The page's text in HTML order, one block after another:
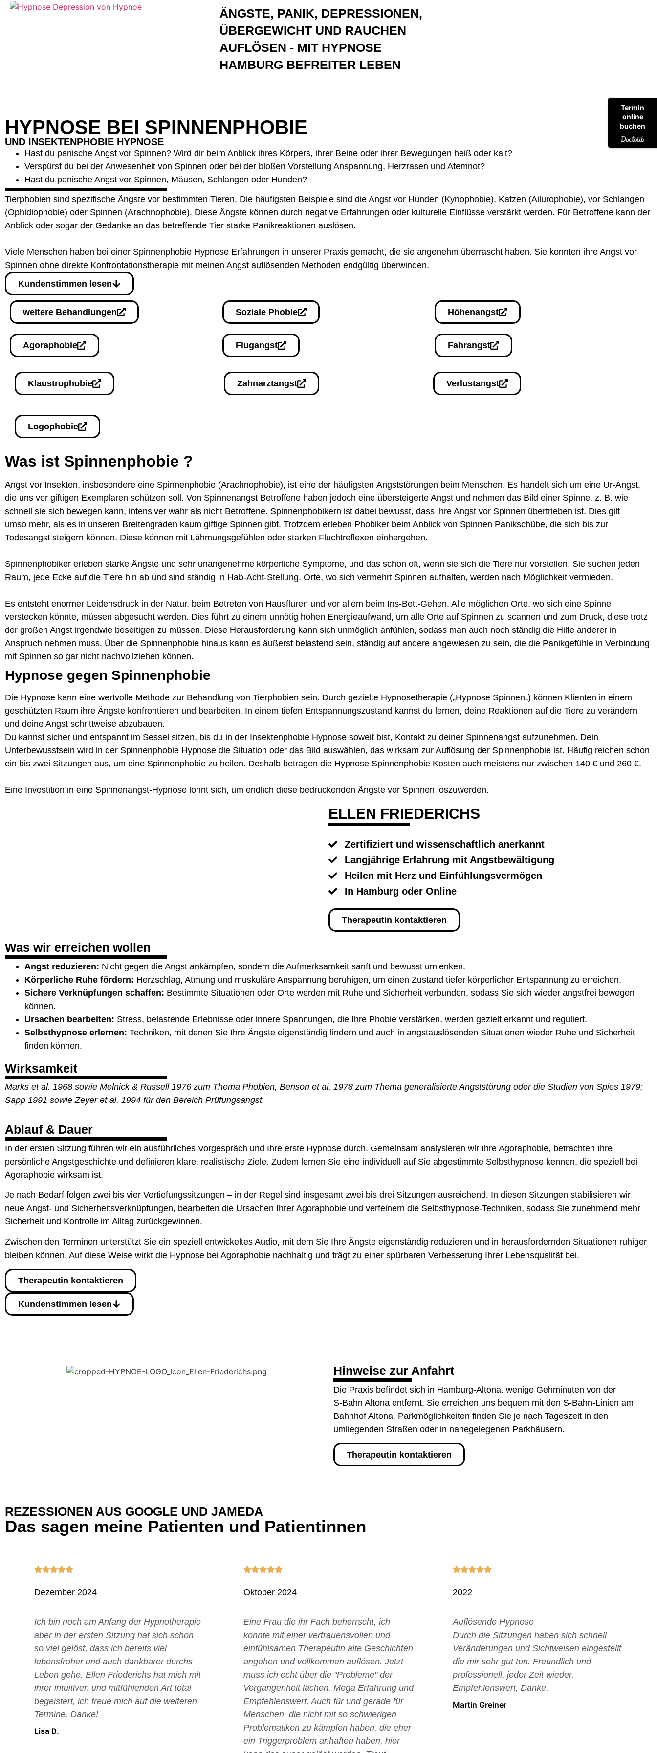
ÄNGSTE, PANIK, DEPRESSIONEN,
ÜBERGEWICHT UND RAUCHEN
AUFLÖSEN - MIT HYPNOSE
HAMBURG BEFREITER LEBEN
Termin
online
buchen
HYPNOSE BEI SPINNENPHOBIE
UND INSEKTENPHOBIE HYPNOSE
Hast du panische Angst vor Spinnen? Wird dir beim Anblick ihres Körpers, ihrer Beine oder ihrer Bewegungen heiß oder kalt?
Verspürst du bei der Anwesenheit von Spinnen oder bei der bloßen Vorstellung Anspannung, Herzrasen und Atemnot?
Hast du panische Angst vor Spinnen, Mäusen, Schlangen oder Hunden?
Tierphobien sind spezifische Ängste vor bestimmten Tieren. Die häufigsten Beispiele sind die Angst vor Hunden (Kynophobie), Katzen (Ailurophobie), vor Schlangen
(Ophidiophobie) oder Spinnen (Arachnophobie). Diese Ängste können durch negative Erfahrungen oder kulturelle Einflüsse verstärkt werden. Für Betroffene kann der
Anblick oder sogar der Gedanke an das betreffende Tier starke Panikreaktionen auslösen.
Viele Menschen haben bei einer Spinnenphobie Hypnose Erfahrungen in unserer Praxis gemacht, die sie angenehm überrascht haben. Sie konnten ihre Angst vor
Spinnen ohne direkte Konfrontationstherapie mit meinen Angst auflösenden Methoden endgültig überwinden.
Kundenstimmen lesen
weitere Behandlungen Soziale Phobie Höhenangst
Agoraphobie Flugangst Fahrangst
Klaustrophobie Zahnarztangst Verlustangst
Logophobie
Was ist Spinnenphobie ?
Angst vor Insekten, insbesondere eine Spinnenphobie (Arachnophobie), ist eine der häufigsten Angststörungen beim Menschen. Es handelt sich um eine Ur-Angst,
die uns vor giftigen Exemplaren schützen soll. Von Spinnenangst Betroffene haben jedoch eine übersteigerte Angst und nehmen das Bild einer Spinne, z. B. wie
schnell sie sich bewegen kann, intensiver wahr als nicht Betroffene. Spinnenphobikern ist dabei bewusst, dass ihre Angst vor Spinnen übertrieben ist. Dies gilt
umso mehr, als es in unseren Breitengraden kaum giftige Spinnen gibt. Trotzdem erleben Phobiker beim Anblick von Spinnen Panikschübe, die sich bis zur
Todesangst steigern können. Diese können mit Lähmungsgefühlen oder starken Fluchtreflexen einhergehen.
Spinnenphobiker erleben starke Ängste und sehr unangenehme körperliche Symptome, und das schon oft, wenn sie sich die Tiere nur vorstellen. Sie suchen jeden
Raum, jede Ecke auf die Tiere hin ab und sind ständig in Hab-Acht-Stellung. Orte, wo sich vermehrt Spinnen aufhalten, werden nach Möglichkeit vermieden.
Es entsteht enormer Leidensdruck in der Natur, beim Betreten von Hausfluren und vor allem beim Ins-Bett-Gehen. Alle möglichen Orte, wo sich eine Spinne
verstecken könnte, müssen abgesucht werden. Dies führt zu einem unnötig hohen Energieaufwand, um alle Orte auf Spinnen zu scannen und zum Druck, diese trotz
der großen Angst irgendwie beseitigen zu müssen. Diese Herausforderung kann sich unmöglich anfühlen, sodass man auch noch ständig die Hilfe anderer in
Anspruch nehmen muss. Über die Spinnenphobie hinaus kann es äußerst belastend sein, ständig auf andere angewiesen zu sein, die die Panikgefühle in Verbindung
mit Spinnen so gar nicht nachvollziehen können.
Hypnose gegen Spinnenphobie
Die Hypnose kann eine wertvolle Methode zur Behandlung von Tierphobien sein. Durch gezielte Hypnosetherapie („Hypnose Spinnen„) können Klienten in einem
geschützten Raum ihre Ängste konfrontieren und bearbeiten. In einem tiefen Entspannungszustand kannst du lernen, deine Reaktionen auf die Tiere zu verändern
und deine Angst schrittweise abzubauen.
Du kannst sicher und entspannt im Sessel sitzen, bis du in der Insektenphobie Hypnose soweit bist, Kontakt zu deiner Spinnenangst aufzunehmen. Dein
Unterbewusstsein wird in der Spinnenphobie Hypnose die Situation oder das Bild auswählen, das wirksam zur Auflösung der Spinnenphobie ist. Häufig reichen schon
ein bis zwei Sitzungen aus, um eine Spinnenphobie zu heilen. Deshalb betragen die Hypnose Spinnenphobie Kosten auch meistens nur zwischen 140 € und 260 €.
Eine Investition in eine Spinnenangst-Hypnose lohnt sich, um endlich diese bedrückenden Ängste vor Spinnen loszuwerden.
ELLEN FRIEDERICHS
Zertifiziert und wissenschaftlich anerkannt
Langjährige Erfahrung mit Angstbewältigung
Heilen mit Herz und Einfühlungsvermögen
In Hamburg oder Online
Therapeutin kontaktieren
Was wir erreichen wollen
Angst reduzieren: Nicht gegen die Angst ankämpfen, sondern die Aufmerksamkeit sanft und bewusst umlenken.
Körperliche Ruhe fördern: Herzschlag, Atmung und muskuläre Anspannung beruhigen, um einen Zustand tiefer körperlicher Entspannung zu erreichen.
Sichere Verknüpfungen schaffen: Bestimmte Situationen oder Orte werden mit Ruhe und Sicherheit verbunden, sodass Sie sich wieder angstfrei bewegen
können.
Ursachen bearbeiten: Stress, belastende Erlebnisse oder innere Spannungen, die Ihre Phobie verstärken, werden gezielt erkannt und reguliert.
Selbsthypnose erlernen: Techniken, mit denen Sie Ihre Ängste eigenständig lindern und auch in angstauslösenden Situationen wieder Ruhe und Sicherheit
finden können.
Wirksamkeit
Marks et al. 1968 sowie Melnick & Russell 1976 zum Thema Phobien, Benson et al. 1978 zum Thema generalisierte Angststörung oder die Studien von Spies 1979;
Sapp 1991 sowie Zeyer et al. 1994 für den Bereich Prüfungsangst.
Ablauf & Dauer
In der ersten Sitzung führen wir ein ausführliches Vorgespräch und Ihre erste Hypnose durch. Gemeinsam analysieren wir Ihre Agoraphobie, betrachten Ihre
persönliche Angstgeschichte und definieren klare, realistische Ziele. Zudem lernen Sie eine individuell auf Sie abgestimmte Selbsthypnose kennen, die speziell bei
Agoraphobie wirksam ist.
Je nach Bedarf folgen zwei bis vier Vertiefungssitzungen – in der Regel sind insgesamt zwei bis drei Sitzungen ausreichend. In diesen Sitzungen stabilisieren wir
neue Angst- und Sicherheitsverknüpfungen, bearbeiten die Ursachen Ihrer Agoraphobie und verfeinern die Selbsthypnose-Techniken, sodass Sie zunehmend mehr
Sicherheit und Kontrolle im Alltag zurückgewinnen.
Zwischen den Terminen unterstützt Sie ein speziell entwickeltes Audio, mit dem Sie Ihre Ängste eigenständig reduzieren und in herausfordernden Situationen ruhiger
bleiben können. Auf diese Weise wirkt die Hypnose bei Agoraphobie nachhaltig und trägt zu einer spürbaren Verbesserung Ihrer Lebensqualität bei.
Therapeutin kontaktieren
Kundenstimmen lesen
Hinweise zur Anfahrt
Die Praxis befindet sich in Hamburg-Altona, wenige Gehminuten von der
S‑Bahn Altona entfernt. Sie erreichen uns bequem mit den S‑Bahn‑Linien am
Bahnhof Altona. Parkmöglichkeiten finden Sie je nach Tageszeit in den
umliegenden Straßen oder in nahegelegenen Parkhäusern.
Therapeutin kontaktieren
REZESSIONEN AUS GOOGLE UND JAMEDA
Das sagen meine Patienten und Patientinnen
Dezember 2024
Ich bin noch am Anfang der Hypnotherapie
aber in der ersten Sitzung hat sich schon
so viel gelöst, dass ich bereits viel
lebensfroher und auch dankbarer durchs
Leben gehe. Ellen Friederichs hat mich mit
ihrer intuitiven und mitfühlenden Art total
begeistert, ich freue mich auf die weiteren
Termine. Danke!
Lisa B.
Oktober 2024
Eine Frau die ihr Fach beherrscht, ich
konnte mit einer vertrauensvollen und
einfühlsamen Therapeutin alte Geschichten
angehen und vollkommen auflösen. Jetzt
muss ich echt über die "Probleme" der
Vergangenheit lachen. Mega Erfahrung und
Empfehlenswert. Auch für und gerade für
Menschen, die nicht mit so schwierigen
Problematiken zu kämpfen haben, die eher
ein Triggerproblem anhaften haben, hier
2022
Auflösende Hypnose
Durch die Sitzungen haben sich schnell
Veränderungen und Sichtweisen eingestellt
die mir sehr gut tun. Freundlich und
professionell, jeder Zeit wieder.
Empfehlenswert, Danke.
Martin Greiner